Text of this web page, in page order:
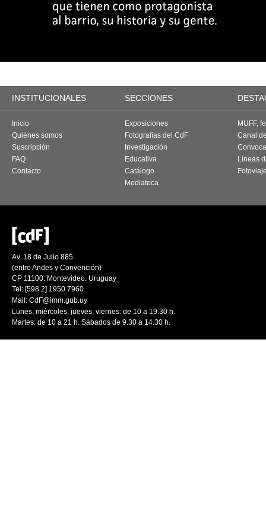
INSTITUCIONALES SECCIONES
Inicio
Quiénes somos
Suscripción
FAQ
Contacto
Exposiciones
Fotografías del CdF
Investigación
Educativa
Catálogo
Mediateca
MUFF,
Canal
Líneas
Av. 18 de Julio 885
(entre Andes y Convención)
CP 11100. Montevideo. Uruguay
Tel: [598 2] 1950 7960
Mail: CdF@imm.gub.uy
Lunes, miércoles, jueves, viernes: de 10 a 19.30 h.
Martes: de 10 a 21 h. Sábados de 9.30 a 14.30 h.